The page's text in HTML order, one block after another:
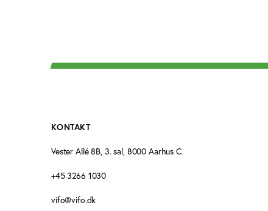
KONTAKT
Vester Allé 8B, 3. sal, 8000 Aarhus C
+45 3266 1030
vifo@vifo.dk